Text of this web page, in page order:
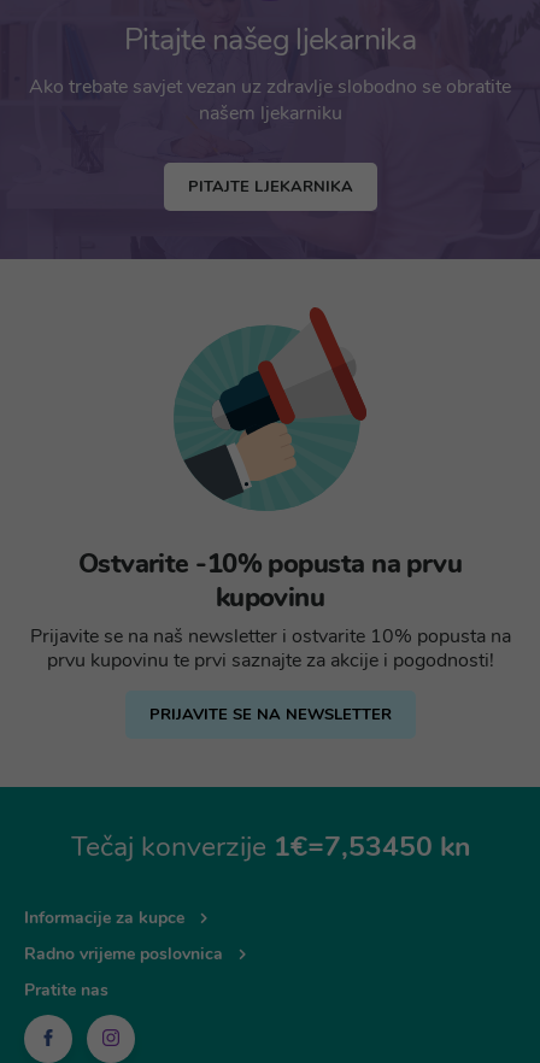
Pitajte našeg ljekarnika
Ako trebate savjet vezan uz zdravlje slobodno se obratite
našem ljekarniku
PITAJTE LJEKARNIKA
Ostvarite -10% popusta na prvu
kupovinu
Prijavite se na naš newsletter i ostvarite 10% popusta na
prvu kupovinu te prvi saznajte za akcije i pogodnosti!
PRIJAVITE SE NA NEWSLETTER
Tečaj konverzije 1€=7,53450 kn
Informacije za kupce
Radno vrijeme poslovnica
Pratite nas